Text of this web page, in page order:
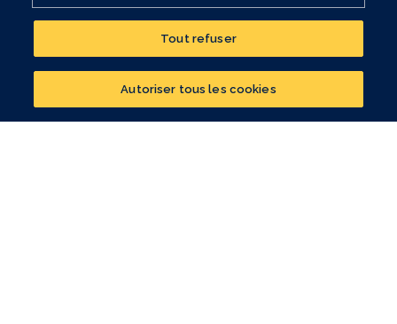
Réalisez un bilan
patrimonial
CONTACTER UN CONSEILLER
Les performances passées ne préjugent pas
des performances futures.
Tout refuser
Autoriser tous les cookies